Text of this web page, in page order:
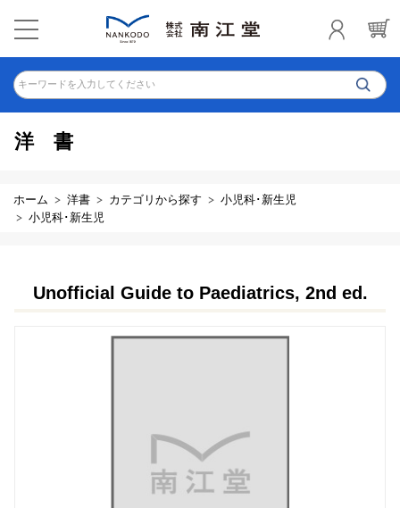
キーワードを入力してください
洋書
ホーム 洋書 カテゴリから探す
小児科･新生児
小児科･新生児
Unofficial Guide to Paediatrics, 2nd ed.